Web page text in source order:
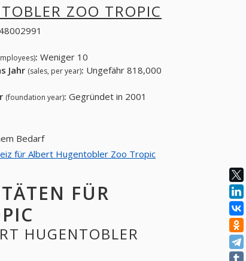
ZOO TROPIC
: Weniger 10
Jahr (sales, per year): Ungefähr 818,000
(foundation year): Gegründet in 2001
Bedarf
für Albert Hugentobler Zoo Tropic
FÜR
HUGENTOBLER